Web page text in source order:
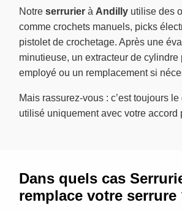
Notre serrurier à Andilly utilise des
comme crochets manuels, picks
pistolet de crochetage. Après une
minutieuse, un extracteur de cylindre
employé ou un remplacement si
Mais rassurez-vous : c’est toujours
utilisé uniquement avec votre accord
Dans quels cas
remplace votre serrure